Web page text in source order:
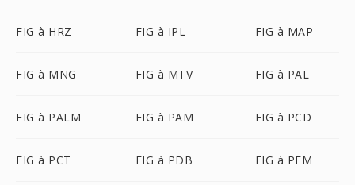
FIG à HRZ FIG à IPL FIG à MAP
FIG à MNG FIG à MTV FIG à PAL
FIG à PALM FIG à PAM FIG à PCD
FIG à PCT FIG à PDB FIG à PFM